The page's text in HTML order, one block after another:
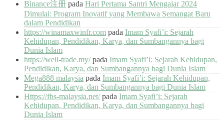
Binance注册 pada Hari Pertama Santri Mengajar 2024
Dimulai: Program Inovatif yang Membawa Semangat Baru
dalam Pendidikan
https://winamaxwinfr.com pada Imam Syafi’i: Sejarah
Kehidupan, Pendidikan, Karya, dan Sumbangannya bagi
Dunia Islam
https://well-trade.my/pada Imam Syafi’i: Sejarah Kehidupan,
Pendidikan, Karya, dan Sumbangannya bagi Dunia Islam
Mega888 malaysia pada Imam Syafi’i: Sejarah Kehidupan,
Pendidikan, Karya, dan Sumbangannya bagi Dunia Islam
Https://fbs-malaysia.net/pada Imam Syafi’i: Sejarah
Kehidupan, Pendidikan, Karya, dan Sumbangannya bagi
Dunia Islam